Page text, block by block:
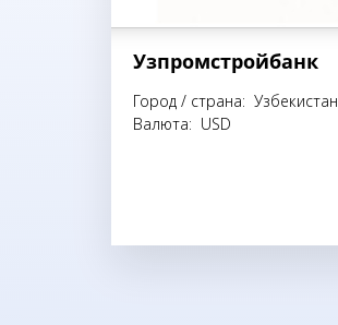
Узпромстройбанк
Город / страна: Узбекистан
Валюта: USD